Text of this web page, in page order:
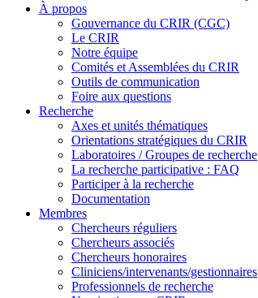
À propos
Gouvernance du CRIR (CGC)
Le CRIR
Notre équipe
Comités et Assemblées du CRIR
Outils de communication
Foire aux questions
Recherche
Axes et unités thématiques
Orientations stratégiques du CRIR
Laboratoires / Groupes de recherche
La recherche participative : FAQ
Participer à la recherche
Documentation
Membres
Chercheurs réguliers
Chercheurs associés
Chercheurs honoraires
Cliniciens/intervenants/gestionnaires
Professionnels de recherche